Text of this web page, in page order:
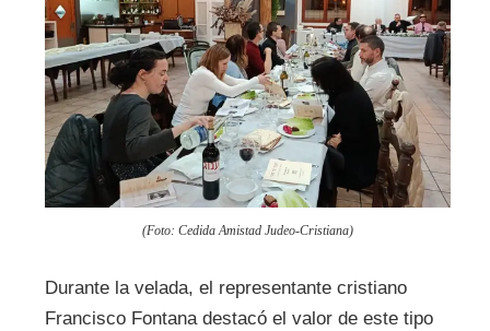
(Foto: Cedida Amistad Judeo-Cristiana)
Durante la velada, el representante cristiano
Francisco Fontana destacó el valor de este tipo